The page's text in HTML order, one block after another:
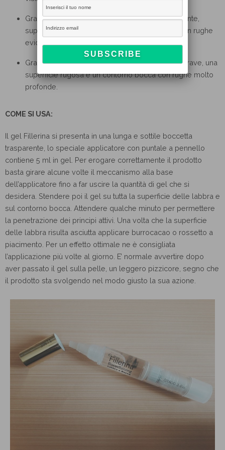
Grado 4-Bio: per labbra con svuotamento evidente,
superficie molto irregolare e contorno bocca con rughe
evidente.
Grado 5-Bio: per labbra con uno svuotamento grave, una
superficie rugosa e un contorno bocca con rughe molto
profonde.
COME SI USA:
Il gel Fillerina si presenta in una lunga e sottile boccetta
trasparente, lo speciale applicatore con puntale a pennello
contiene 5 ml in gel. Per erogare correttamente il prodotto
basta girare alcune volte il meccanismo alla base
dell’applicatore fino a far uscire la quantità di gel che si
desidera. Stendere poi il gel su tutta la superficie delle labbra e
sul contorno bocca. Attendere qualche minuto per permettere
la penetrazione dei principi attivi. Una volta che la superficie
delle labbra risulta asciutta applicare burrocacao o rossetto a
piacimento. Per un effetto ottimale ne è consigliata
l’applicazione più volte al giorno. E’ normale avvertire dopo
aver passato il gel sulla pelle, un leggero pizzicore, segno che
il prodotto sta svolgendo nel modo giusto la sua azione.